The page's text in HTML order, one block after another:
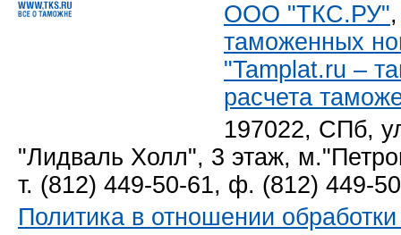
ООО "ТКС.РУ"
таможенных
"Tamplat.ru –
расчета
197022, СПб,
"Лидваль Холл", 3 этаж,
т. (812) 449-50-61, ф. (812) 449-
Политика в отношении